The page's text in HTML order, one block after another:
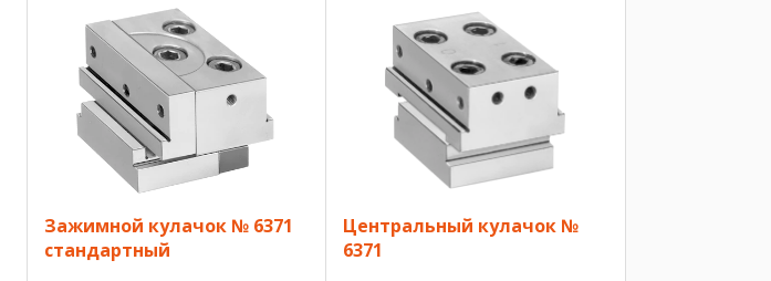
Зажимной кулачок № 6371
стандартный
Центральный кулачок №
6371